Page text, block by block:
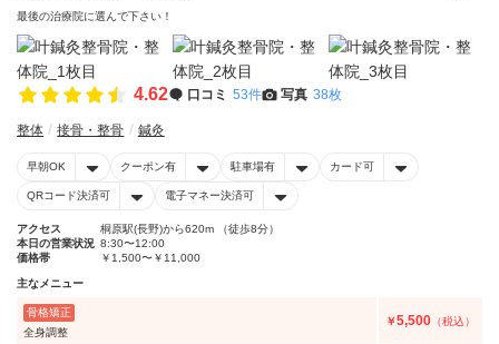
最後の治療院に選んで下さい！
4.62 口コミ 53件 写真 38枚
整体 接骨・整骨 鍼灸
早朝OK クーポン有 駐車場有 カード可
QRコード決済可 電子マネー決済可
アクセス
桐原駅(長野)から620m （徒歩8分）
本日の営業状況 8:30〜12:00
価格帯
￥1,500〜￥11,000
主なメニュー
骨格矯正
全身調整
￥5,500 （税込）